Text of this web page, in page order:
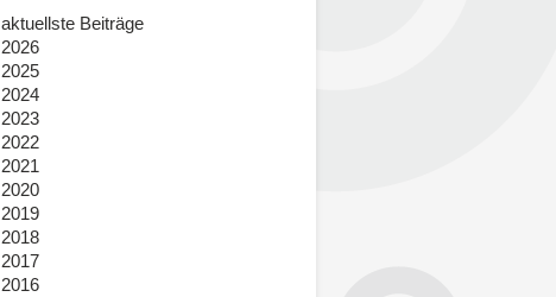
aktuellste Beiträge
2026
2025
2024
2023
2022
2021
2020
2019
2018
2017
2016